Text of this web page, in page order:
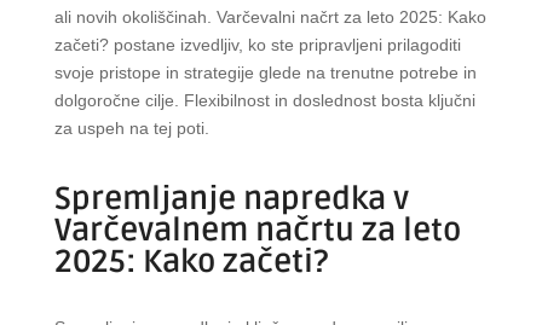
ali novih okoliščinah. Varčevalni načrt za leto 2025: Kako
začeti? postane izvedljiv, ko ste pripravljeni prilagoditi
svoje pristope in strategije glede na trenutne potrebe in
dolgoročne cilje. Flexibilnost in doslednost bosta ključni
za uspeh na tej poti.
Spremljanje napredka v
Varčevalnem načrtu za leto
2025: Kako začeti?